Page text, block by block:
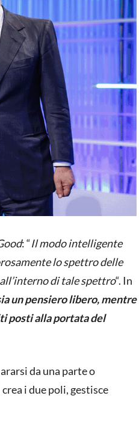
: “Il modo intelligente
lo spettro delle
di tale spettro“. In
un pensiero libero, mentre
posti alla portata del
da una parte o
i due poli, gestisce